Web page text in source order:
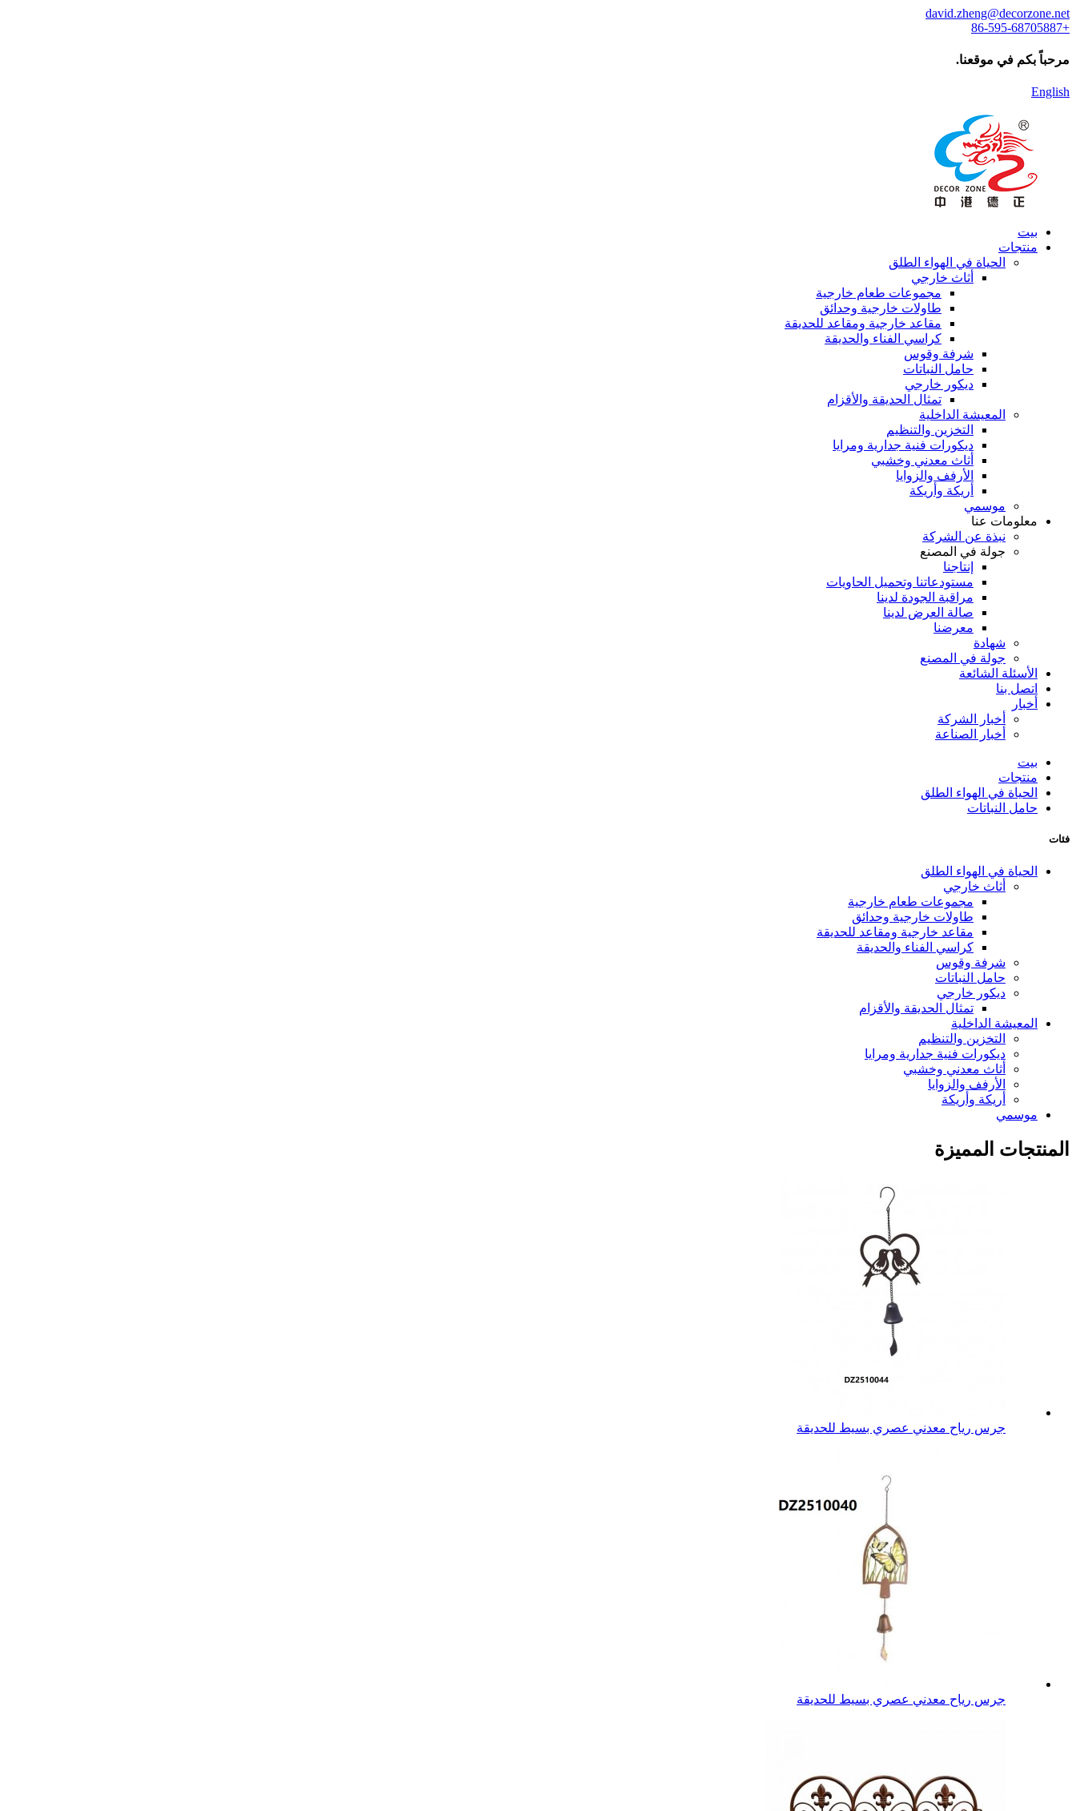
david.zheng@decorzone.net
+86-595-68705887
مرحباً بكم في موقعنا.
English
بيت
منتجات
الحياة في الهواء الطلق
أثاث خارجي
مجموعات طعام خارجية
طاولات خارجية وحدائق
مقاعد خارجية ومقاعد للحديقة
كراسي الفناء والحديقة
شرفة وقوس
حامل النباتات
ديكور خارجي
تمثال الحديقة والأقزام
المعيشة الداخلية
التخزين والتنظيم
ديكورات فنية جدارية ومرايا
أثاث معدني وخشبي
الأرفف والزوايا
أريكة وأريكة
موسمي
معلومات عنا
نبذة عن الشركة
جولة في المصنع
إنتاجنا
مستودعاتنا وتحميل الحاويات
مراقبة الجودة لدينا
صالة العرض لدينا
معرضنا
شهادة
جولة في المصنع
الأسئلة الشائعة
اتصل بنا
أخبار
أخبار الشركة
أخبار الصناعة
بيت
منتجات
الحياة في الهواء الطلق
حامل النباتات
فئات
الحياة في الهواء الطلق
أثاث خارجي
مجموعات طعام خارجية
طاولات خارجية وحدائق
مقاعد خارجية ومقاعد للحديقة
كراسي الفناء والحديقة
شرفة وقوس
حامل النباتات
ديكور خارجي
تمثال الحديقة والأقزام
المعيشة الداخلية
التخزين والتنظيم
ديكورات فنية جدارية ومرايا
أثاث معدني وخشبي
الأرفف والزوايا
أريكة وأريكة
موسمي
المنتجات المميزة
جرس رياح معدني عصري بسيط للحديقة
جرس رياح معدني عصري بسيط للحديقة